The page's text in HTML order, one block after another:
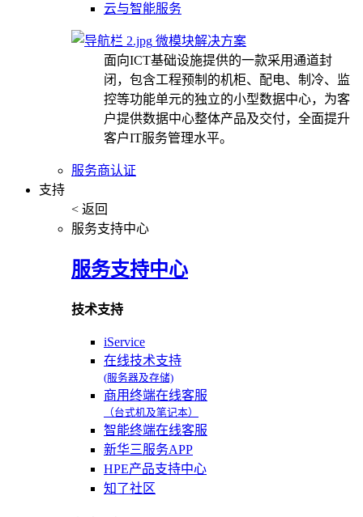
云与智能服务
微模块解决方案
面向ICT基础设施提供的一款采用通道封
闭，包含工程预制的机柜、配电、制冷、监
控等功能单元的独立的小型数据中心，为客
户提供数据中心整体产品及交付，全面提升
客户IT服务管理水平。
服务商认证
支持
< 返回
服务支持中心
服务支持中心
技术支持
iService
在线技术支持
(服务器及存储)
商用终端在线客服
（台式机及笔记本）
智能终端在线客服
新华三服务APP
HPE产品支持中心
知了社区